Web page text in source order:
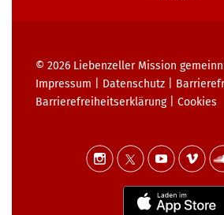
© 2026 Liebenzeller Mission
Impressum
Datenschutz
Barrierefreiheits­erklärung| Cookies